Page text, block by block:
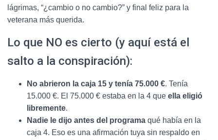
lágrimas, “¿cambio o no cambio?” y final feliz para la
veterana más querida.
Lo que NO es cierto (y aquí está el
salto a la conspiración):
No abrieron la caja 15 y tenía 75.000 €. Tenía
15.000 €. El 75.000 € estaba en la 4 que ella eligió
libremente.
Nadie le dijo antes del programa qué había en la
caja 4. Eso es una afirmación tuya sin respaldo en